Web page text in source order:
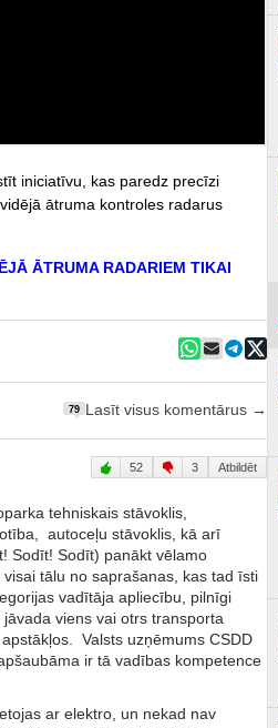
iniciatīvu, kas paredz precīzi
ātruma kontroles radarus
ĀTRUMA RADARIEM TIKAI
79 Lasīt visus komentārus →
52 3 Atbildēt
tehniskais stāvoklis,
autoceļu stāvoklis, kā arī
Sodīt! Sodīt) panākt vēlamo
tālu no saprašanas, kas tad īsti
vadītāja apliecību, pilnīgi
viens vai otrs transporta
Valsts uzņēmums CSDD
ir tā vadības kompetence
ar elektro, un nekad nav